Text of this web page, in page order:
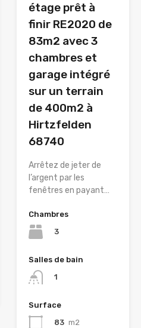
étage prêt à
finir RE2020 de
83m2 avec 3
chambres et
garage intégré
sur un terrain
de 400m2 à
Hirtzfelden
68740
Arrêtez de jeter de
l’argent par les
fenêtres en payant…
Chambres
3
Salles de bain
1
Surface
83 m2